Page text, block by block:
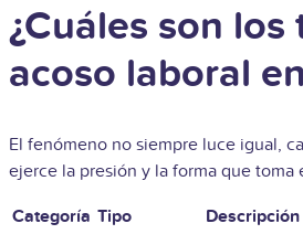
¿Cuáles son los
acoso laboral
El fenómeno no siempre luce igual,
ejerce la presión y la forma que toma
Categoría Tipo Descripción